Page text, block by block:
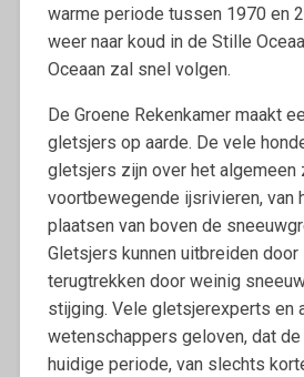
warme periode tussen 1970 en
weer naar koud in de Stille
Oceaan zal snel volgen.
De Groene Rekenkamer maakt
gletsjers op aarde. De vele
gletsjers zijn over het algemeen
voortbewegende ijsrivieren, van
plaatsen van boven de
Gletsjers kunnen uitbreiden
terugtrekken door weinig
stijging. Vele gletsjerexperts en
wetenschappers geloven, dat
huidige periode, van slechts